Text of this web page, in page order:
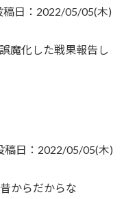
稿日：2022/05/05(木)
魔化した戦果報告し
稿日：2022/05/05(木)
からだからな